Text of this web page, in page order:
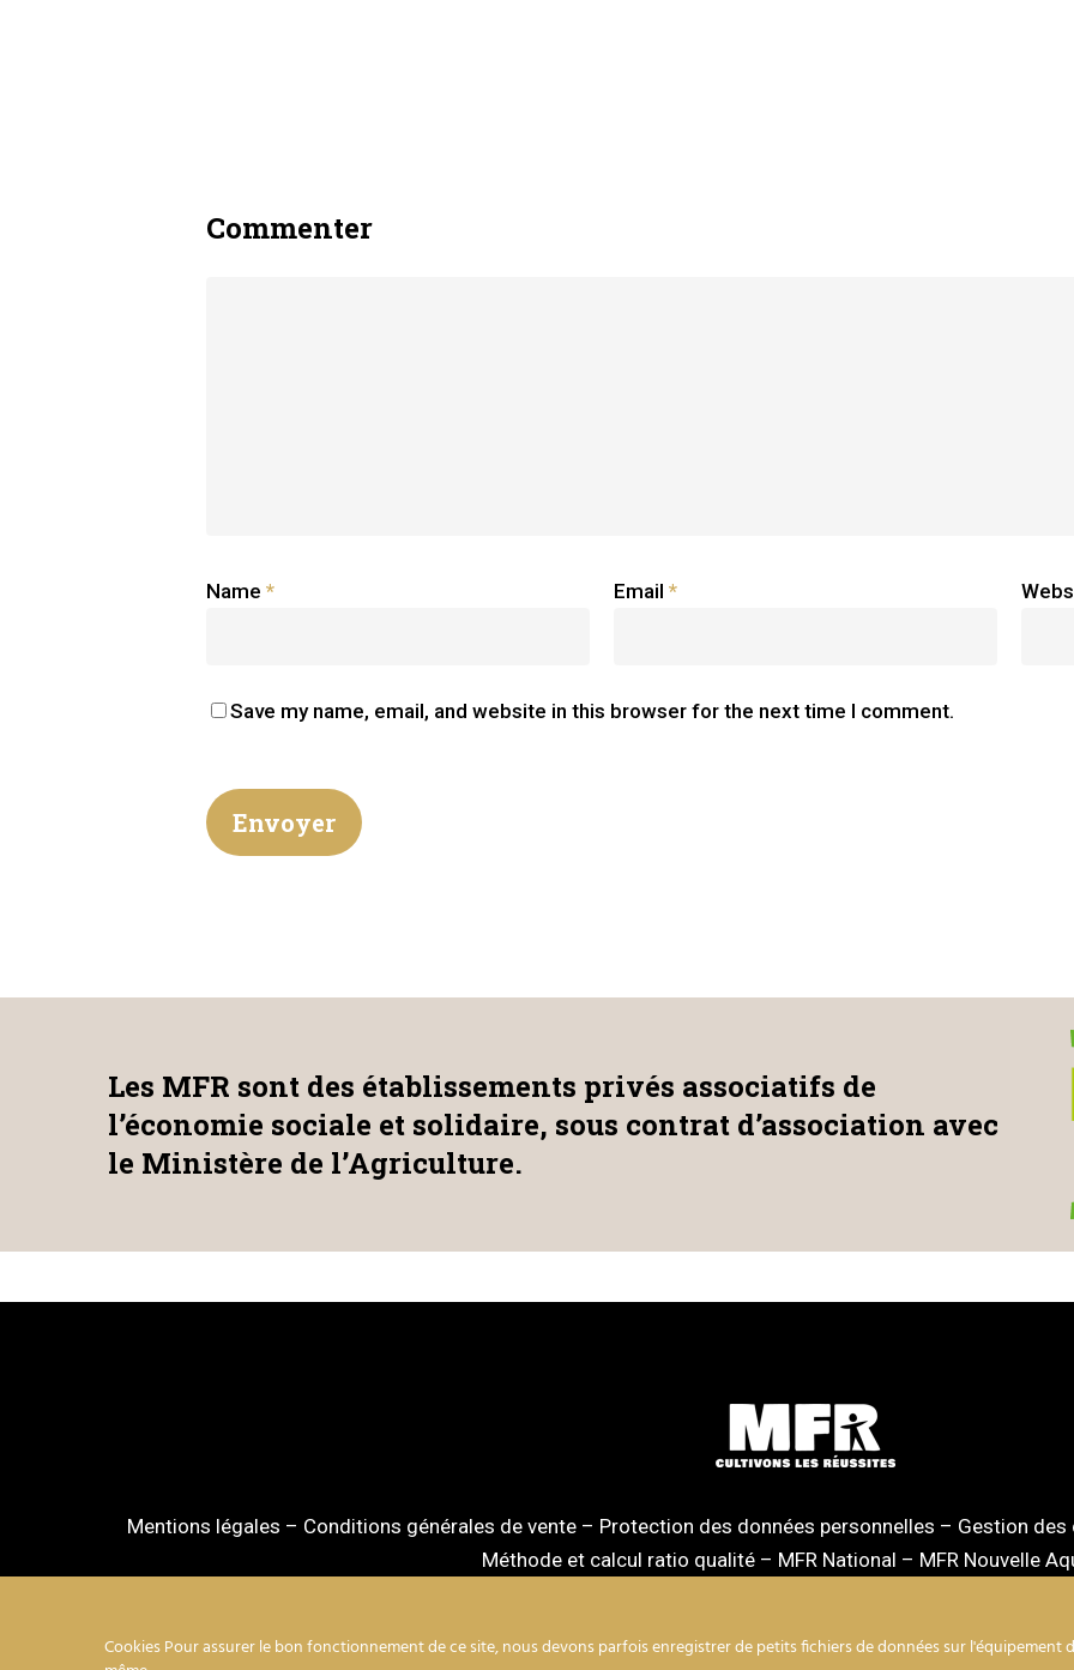
Commenter
Name * Email *
Save my name, email, and website in this browser for the next time I comment.
Les MFR sont des établissements privés associatifs de
l’économie sociale et solidaire, sous contrat d’association avec
le Ministère de l’Agriculture.
Mentions légales – Conditions générales de vente – Protection des données personnelles – Gestion des
Méthode et calcul ratio qualité– MFR National – MFR Nouvelle
Cookies Pour assurer le bon fonctionnement de ce site, nous devons parfois enregistrer de petits fichiers de données sur